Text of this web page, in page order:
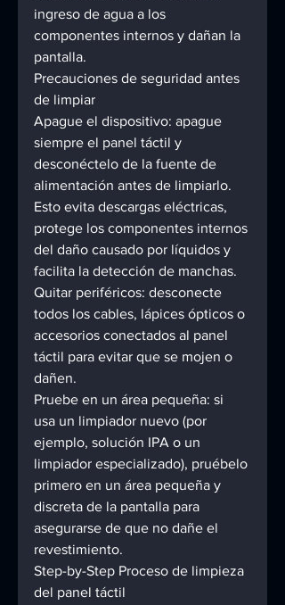
ingreso de agua a los
componentes internos y dañan la
pantalla.
Precauciones de seguridad antes
de limpiar
Apague el dispositivo: apague
siempre el panel táctil y
desconéctelo de la fuente de
alimentación antes de limpiarlo.
Esto evita descargas eléctricas,
protege los componentes internos
del daño causado por líquidos y
facilita la detección de manchas.
Quitar periféricos: desconecte
todos los cables, lápices ópticos o
accesorios conectados al panel
táctil para evitar que se mojen o
dañen.
Pruebe en un área pequeña: si
usa un limpiador nuevo (por
ejemplo, solución IPA o un
limpiador especializado), pruébelo
primero en un área pequeña y
discreta de la pantalla para
asegurarse de que no dañe el
revestimiento.
Step-by-Step Proceso de limpieza
del panel táctil